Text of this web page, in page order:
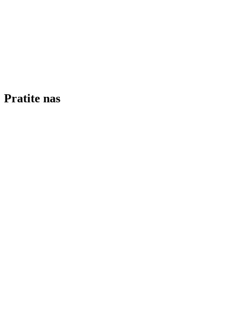
Pratite nas